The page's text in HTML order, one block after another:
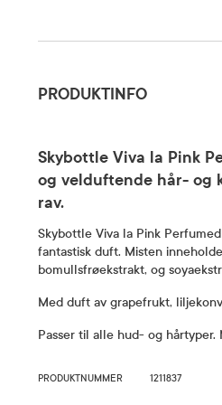
PRODUKTINFO
Skybottle Viva la Pink
og velduftende hår- og
rav.
Skybottle Viva la Pink
fantastisk duft. Misten
bomullsfrøekstrakt, og
Med duft av grapefrukt,
Passer til alle hud- og hårtyper.
PRODUKTNUMMER 1211837